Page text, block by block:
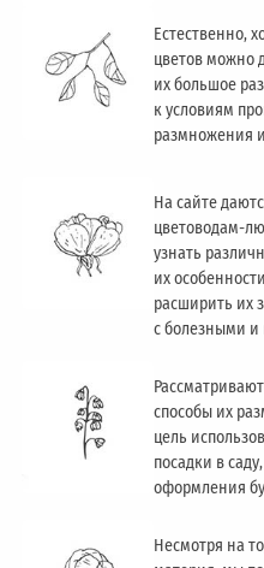
Естественно,
цветов можно
их большое
к условиям
размножения
На сайте
цветоводам-
узнать
их
расширить их
с болезными и
способы их
цель
посадки в
оформления
Несмотря на